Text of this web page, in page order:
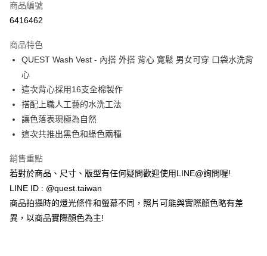
超商取貨付款
街口支付
ATM付款
運送方式
7-11取貨付款
新竹物流宅配
每筆NT$80，滿NT$1,000(含以上)免運費
商品編號
6416462
商品特色
QUEST Wash Vest - 內搭 外搭 背心 寬鬆 男女可穿 口袋水洗背
心
這次背心採用16支全棉製作
搭配上職人工藝的水洗工法
讓色落表現極為自然
這次共推出黑色和綠色兩種
銷售重點
若對於商品、尺寸、版型有任何疑問歡迎使用LINE@詢問喔!
LINE ID : @quest.taiwan
商品拍攝時的燈光條件和螢幕不同，照片可能與實際顏色略有差
異，以商品實際顏色為主!